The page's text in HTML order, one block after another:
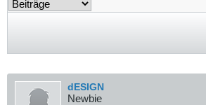
dESIGN
Newbie